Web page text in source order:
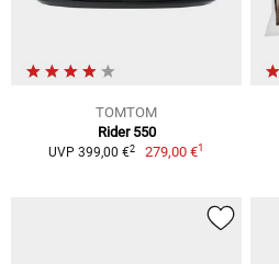
TOMTOM
Rider 550
UVP 399,00 €2 279,00 €1